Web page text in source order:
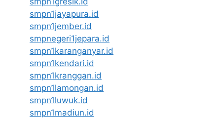
smpn1jayapura.id
smpn1jember.id
smpnegeri1jepara.id
smpn1karanganyar.id
smpn1kendari.id
smpn1kranggan.id
smpn1lamongan.id
smpn1luwuk.id
smpn1madiun.id